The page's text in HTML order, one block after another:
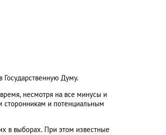
Государственную Думу.
несмотря на все минусы и
сторонникам и потенциальным
в выборах. При этом известные